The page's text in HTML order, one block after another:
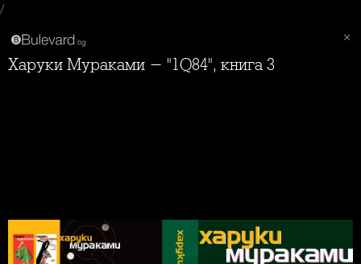
/
Харуки Мураками - "1Q84", книга 3